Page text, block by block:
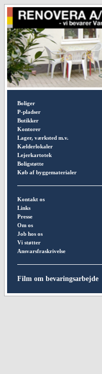
Boliger
P-pladser
Butikker
Kontorer
Lager, værksted m.v.
Kælderlokaler
Lejerkartotek
Boligstøtte
Køb af byggematerialer
Kontakt os
Links
Presse
Om os
Job hos os
Vi støtter
Ansvarsfraskrivelse
Film om bevaringsarbejde